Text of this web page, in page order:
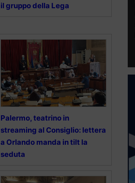
il gruppo della Lega
Palermo, teatrino in
streaming al Consiglio: lettera
a Orlando manda in tilt la
seduta